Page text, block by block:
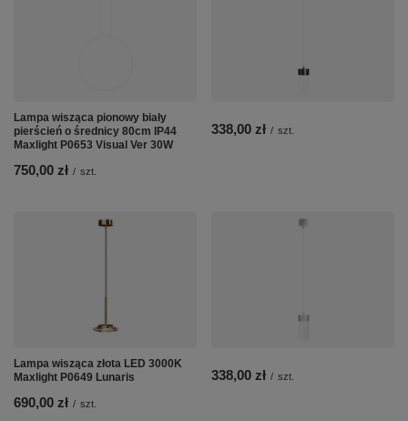
Lampa wisząca pionowy biały
pierścień o średnicy 80cm IP44
Maxlight P0653 Visual Ver 30W
750,00 zł / szt.
338,00 zł / szt.
Lampa wisząca złota LED 3000K
Maxlight P0649 Lunaris
690,00 zł / szt.
338,00 zł / szt.